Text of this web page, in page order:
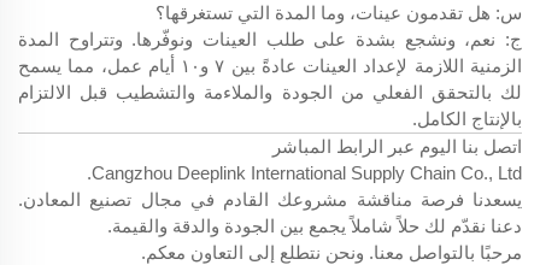
س: هل تقدمون عينات، وما المدة التي تستغرقها؟
ج: نعم، ونشجع بشدة على طلب العينات ونوفّرها. وتتراوح المدة
الزمنية اللازمة لإعداد العينات عادةً بين ٧ و١٠ أيام عمل، مما يسمح
لك بالتحقق الفعلي من الجودة والملاءمة والتشطيب قبل الالتزام
بالإنتاج الكامل.
اتصل بنا اليوم عبر الرابط المباشر
Cangzhou Deeplink International Supply Chain Co., Ltd.
يسعدنا فرصة مناقشة مشروعك القادم في مجال تصنيع المعادن.
دعنا نقدّم لك حلاً شاملاً يجمع بين الجودة والدقة والقيمة.
مرحبًا بالتواصل معنا. ونحن نتطلع إلى التعاون معكم.